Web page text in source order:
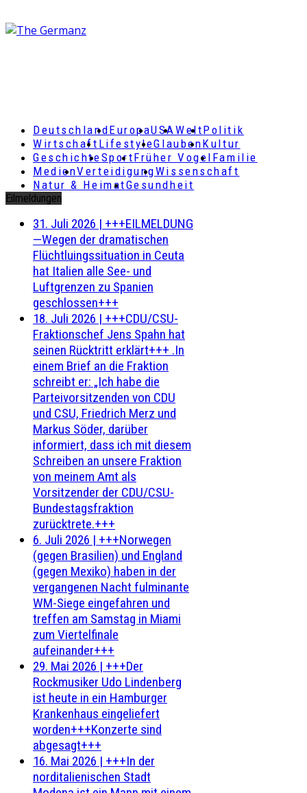
DeutschlandEuropaUSAWeltPolitik
Wirtschaft LifestyleGlaubenKultur
GeschichteSportFrüher Vogel Familie
MedienVerteidigungWissenschaft
Natur & HeimatGesundheit
Eilmeldungen
31. Juli 2026 | +++EILMELDUNG
—Wegen der dramatischen
Flüchtluingssituation in Ceuta
hat Italien alle See- und
Luftgrenzen zu Spanien
geschlossen+++
18. Juli 2026 | +++CDU/CSU-
Fraktionschef Jens Spahn hat
seinen Rücktritt erklärt+++ .In
einem Brief an die Fraktion
schreibt er: „Ich habe die
Parteivorsitzenden von CDU
und CSU, Friedrich Merz und
Markus Söder, darüber
informiert, dass ich mit diesem
Schreiben an unsere Fraktion
von meinem Amt als
Vorsitzender der CDU/CSU-
Bundestagsfraktion
zurücktrete.+++
6. Juli 2026 | +++Norwegen
(gegen Brasilien) und England
(gegen Mexiko) haben in der
vergangenen Nacht fulminante
WM-Siege eingefahren und
treffen am Samstag in Miami
zum Viertelfinale
aufeinander+++
29. Mai 2026 | +++Der
Rockmusiker Udo Lindenberg
ist heute in ein Hamburger
Krankenhaus eingeliefert
worden+++Konzerte sind
abgesagt+++
16. Mai 2026 | +++In der
norditalienischen Stadt